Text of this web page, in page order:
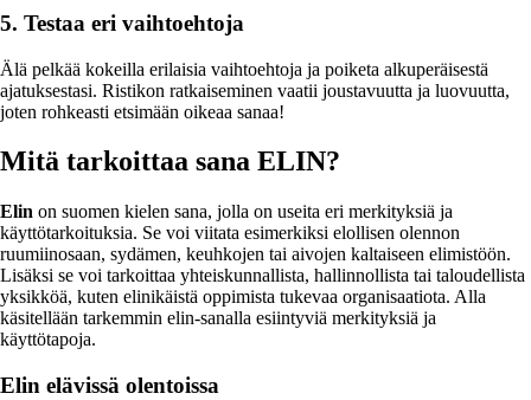
5. Testaa eri vaihtoehtoja
Älä pelkää kokeilla erilaisia vaihtoehtoja ja poiketa alkuperäisestä
ajatuksestasi. Ristikon ratkaiseminen vaatii joustavuutta ja luovuutta,
joten rohkeasti etsimään oikeaa sanaa!
Mitä tarkoittaa sana ELIN?
Elin on suomen kielen sana, jolla on useita eri merkityksiä ja
käyttötarkoituksia. Se voi viitata esimerkiksi elollisen olennon
ruumiinosaan, sydämen, keuhkojen tai aivojen kaltaiseen elimistöön.
Lisäksi se voi tarkoittaa yhteiskunnallista, hallinnollista tai taloudellista
yksikköä, kuten elinikäistä oppimista tukevaa organisaatiota. Alla
käsitellään tarkemmin elin-sanalla esiintyviä merkityksiä ja
käyttötapoja.
Elin elävissä olentoissa